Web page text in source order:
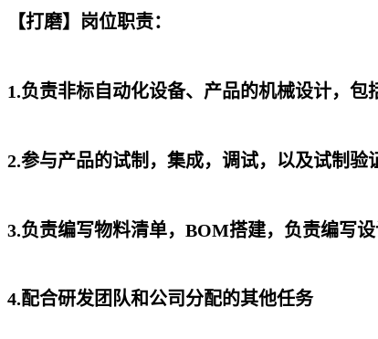
【打磨】岗位职责：
1.负责非标自动化设备、产品的机械设计，
2.参与产品的试制，集成，调试，以及试制
3.负责编写物料清单，BOM搭建，负责编写
4.配合研发团队和公司分配的其他任务